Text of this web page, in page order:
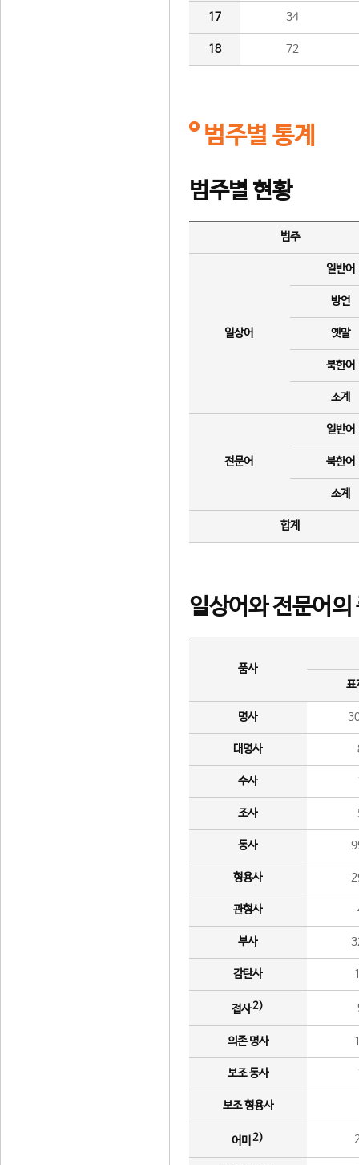
17 34
18 72
범주별 통계
범주별 현황
범주
일상어
일반어
방언
옛말
북한어
소계
전문어
일반어
북한어
소계
합계
일상어와 전문어의
품사
표
명사
대명사
수사
조사
동사
형용사
관형사
부사
감탄사
접사2)
의존 명사
보조 동사
보조 형용사
어미 2)